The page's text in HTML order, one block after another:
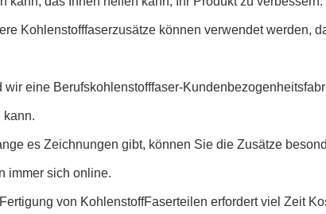
Kohlenstofffaserzusätze können verwendet werden,
wir eine Berufskohlenstofffaser-
kann.
es Zeichnungen gibt, können Sie die Zusätze
immer sich online.
von KohlenstoffFaserteilen erfordert viel Zeit